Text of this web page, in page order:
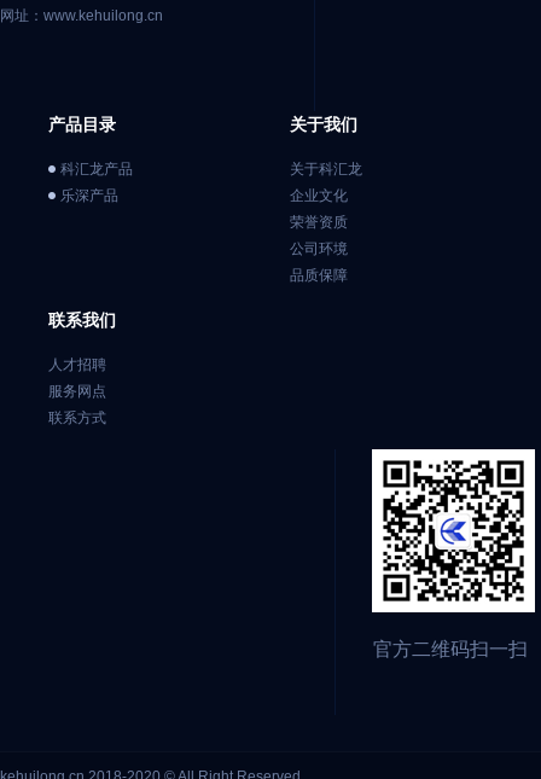
网址：www.kehuilong.cn
产品目录
科汇龙产品
乐深产品
关于我们
关于科汇龙
企业文化
荣誉资质
公司环境
品质保障
联系我们
人才招聘
服务网点
联系方式
官方二维码扫一扫